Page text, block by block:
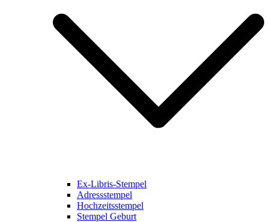
Ex-Libris-Stempel
Adressstempel
Hochzeitsstempel
Stempel Geburt